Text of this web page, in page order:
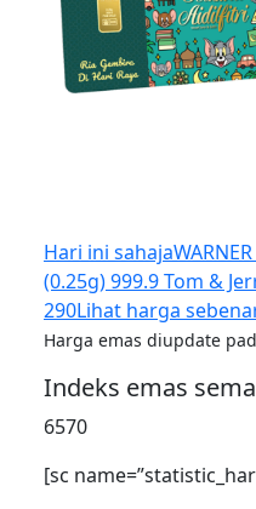
Hari ini sahaja
(0.25g) 999.9 Tom &
290Lihat harga
Harga emas diupdate
Indeks emas
6570
[sc